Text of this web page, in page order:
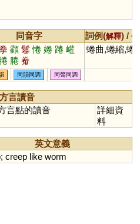
同音字 詞例(解釋) /
顴 鬈 惓 婘 踡 巏
腃 觠
蜷曲,蜷縮,蜷
同韻同調 同聲同調
言讀音
言點的讀音
詳細資
料
英文意義
; creep like worm